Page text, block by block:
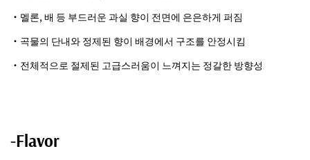
・멜론, 배 등 부드러운 과실 향이 전면에 은은하게 퍼짐
・곡물의 단내와 정제된 향이 배경에서 구조를 안정시킴
・전체적으로 절제된 고급스러움이 느껴지는 정갈한 방향성
-Flavor